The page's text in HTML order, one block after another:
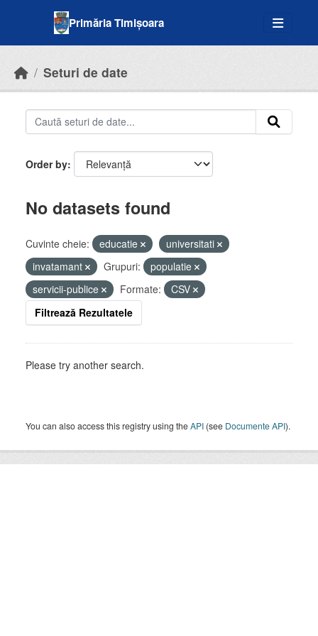
Primăria Timișoara
Seturi de date
Order by
No datasets found
Cuvinte cheie: educatie
universitati
invatamant
Grupuri:
populatie
servicii-publice
Formate:
CSV
Filtrează Rezultatele
Please try another search.
You can also access this registry using theAPI (see Documente API).